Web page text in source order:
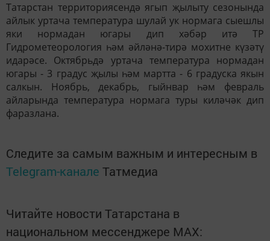
Татарстан территориясендә ягып җылыту сезонында
айлык уртача температура шулай ук нормага сыешлы
яки нормадан югары дип хәбәр итә ТР
Гидрометеорология һәм әйләнә-тирә мохитне күзәтү
идарәсе. Октябрьдә уртача температура нормадан
югары - 3 градус җылы һәм мартта - 6 градуска якын
салкын. Ноябрь, декабрь, гыйнвар һәм февраль
айларында температура нормага туры киләчәк дип
фаразлана.
Следите за самым важным и интересным в
Telegram-канале Татмедиа
Читайте новости Татарстана в
национальном мессенджере MАХ: